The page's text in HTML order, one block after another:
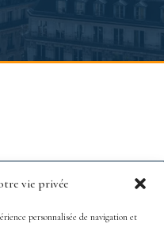
vie privée
personnalisée de navigation et